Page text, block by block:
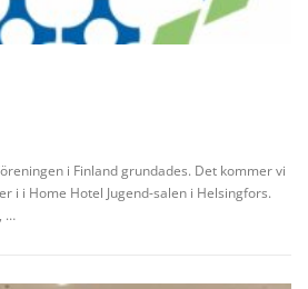
i Finland grundades. Det kommer vi
i i Home Hotel Jugend-salen i Helsingfors.
…